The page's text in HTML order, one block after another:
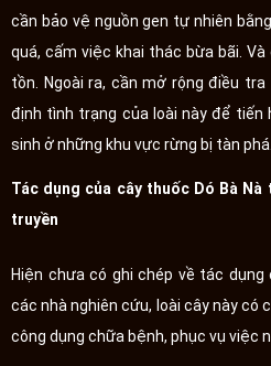
cần bảo vệ nguồn gen tự nhiên
quá, cấm việc khai thác bừa bãi.
tồn. Ngoài ra, cần mở rộng điều
định tình trạng của loài này để tiến
sinh ở những khu vực rừng bị tàn phá.
Tác dụng của cây thuốc Dó Bà
truyền
Hiện chưa có ghi chép về tác dụng
các nhà nghiên cứu, loài cây này có
công dụng chữa bệnh, phục vụ việc